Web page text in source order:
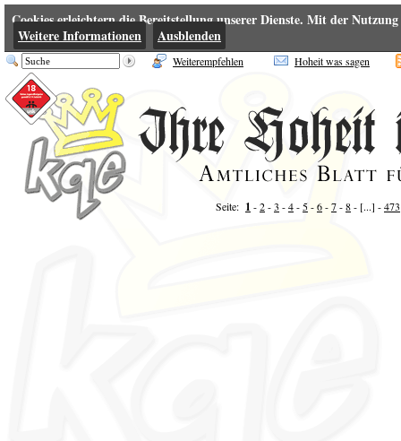
Cookies erleichtern die Bereitstellung unserer Dienste. Mit der
Weitere Informationen
Ausblenden
Weiterempfehlen Hoheit was sagen
Seite: 1 -2-3 -4- 5-6-7-8- [...] -473